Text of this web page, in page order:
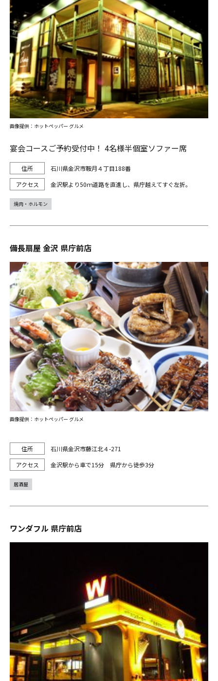
宴会コースご予約受付中！ 4名様半個室ソファー席
石川県金沢市鞍月４丁目188番
金沢駅より50ｍ道路を直進し、県庁越えてすぐ左折。
画像提供：ホットペッパー グルメ
焼肉・ホルモン
備長扇屋 金沢 県庁前店
石川県金沢市藤江北４-271
金沢駅から車で15分 県庁から徒歩3分
画像提供：ホットペッパー グルメ
居酒屋
ワンダフル 県庁前店